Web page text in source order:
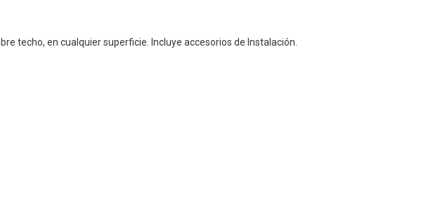
techo, en cualquier superficie. Incluye accesorios de Instalación.